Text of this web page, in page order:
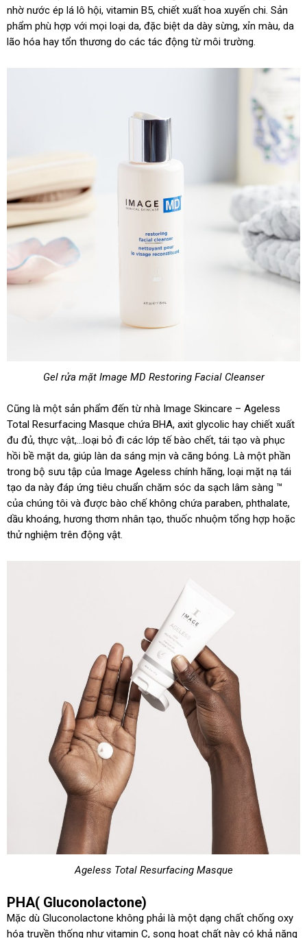
nhờ nước ép lá lô hội, vitamin B5, chiết xuất hoa xuyến chi. Sản
phẩm phù hợp với mọi loại da, đặc biệt da dày sừng, xỉn màu, da
lão hóa hay tổn thương do các tác động từ môi trường.
Gel rửa mặt Image MD Restoring Facial Cleanser
Cũng là một sản phẩm đến từ nhà Image Skincare – Ageless
Total Resurfacing Masque chứa BHA, axit glycolic hay chiết xuất
đu đủ, thực vật,…loại bỏ đi các lớp tế bào chết, tái tạo và phục
hồi bề mặt da, giúp làn da sáng mịn và căng bóng. Là một phần
trong bộ sưu tập của Image Ageless chính hãng, loại mặt nạ tái
tạo da này đáp ứng tiêu chuẩn chăm sóc da sạch lâm sàng ™
của chúng tôi và được bào chế không chứa paraben, phthalate,
dầu khoáng, hương thơm nhân tạo, thuốc nhuộm tổng hợp hoặc
thử nghiệm trên động vật.
Ageless Total Resurfacing Masque
PHA( Gluconolactone)
Mặc dù Gluconolactone không phải là một dạng chất chống oxy
hóa truyền thống như vitamin C, song hoạt chất này có khả năng